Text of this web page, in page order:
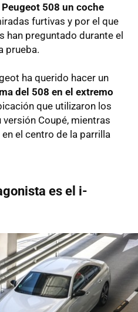
Peugeot 508 un coche
furtivas y por el que
han preguntado durante el
prueba.
ha querido hacer un
del 508 en el extremo
que utilizaron los
Coupé, mientras
el centro de la parrilla
es el i-